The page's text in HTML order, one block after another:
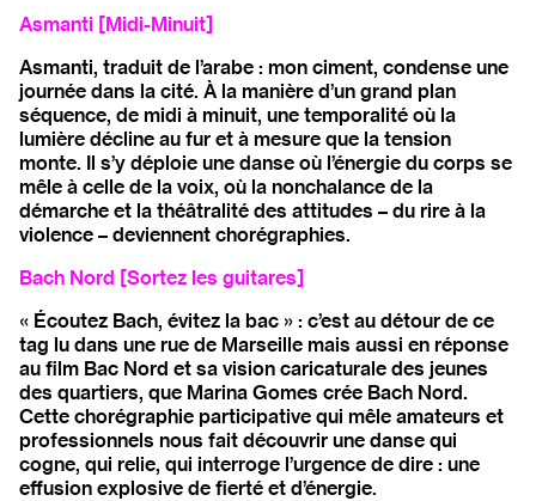
Asmanti [Midi-Minuit]
Asmanti, traduit de l’arabe : mon ciment, condense une
journée dans la cité. À la manière d’un grand plan
séquence, de midi à minuit, une temporalité où la
lumière décline au fur et à mesure que la tension
monte. Il s’y déploie une danse où l’énergie du corps se
mêle à celle de la voix, où la nonchalance de la
démarche et la théâtralité des attitudes – du rire à la
violence – deviennent chorégraphies.
Bach Nord [Sortez les guitares]
« Écoutez Bach, évitez la bac » : c’est au détour de ce
tag lu dans une rue de Marseille mais aussi en réponse
au film Bac Nord et sa vision caricaturale des jeunes
des quartiers, que Marina Gomes crée Bach Nord.
Cette chorégraphie participative qui mêle amateurs et
professionnels nous fait découvrir une danse qui
cogne, qui relie, qui interroge l’urgence de dire : une
effusion explosive de fierté et d’énergie.